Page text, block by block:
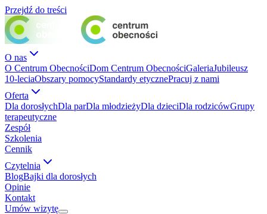
Przejdź do treści
O nas
O Centrum ObecnościDom Centrum ObecnościGaleriaJubileusz
10-leciaObszary pomocyStandardy etycznePracuj z nami
Oferta
Dla dorosłychDla parDla młodzieżyDla dzieciDla rodzicówGrupy
terapeutyczne
Zespół
Szkolenia
Cennik
Czytelnia
BlogBajki dla dorosłych
Opinie
Kontakt
Umów wizytę